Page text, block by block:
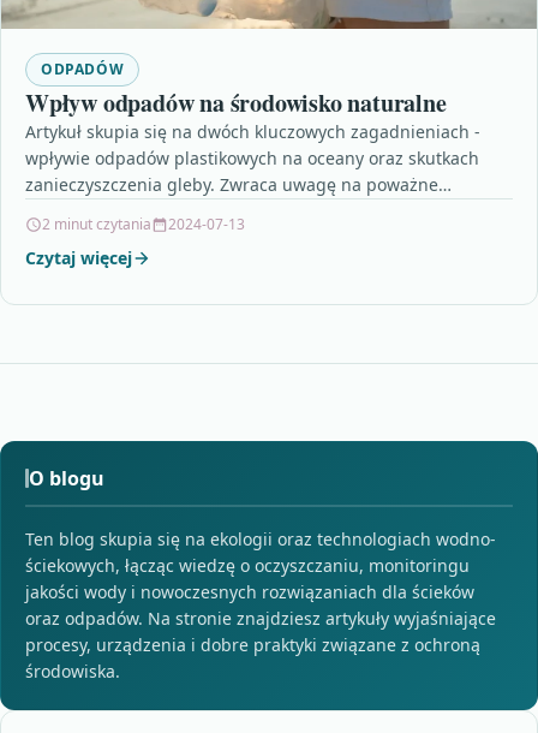
ODPADÓW
Wpływ odpadów na środowisko naturalne
Artykuł skupia się na dwóch kluczowych zagadnieniach -
wpływie odpadów plastikowych na oceany oraz skutkach
zanieczyszczenia gleby. Zwraca uwagę na poważne
2 minut czytania 2024-07-13
Czytaj więcej
O blogu
Ten blog skupia się na ekologii oraz technologiach wodno-
ściekowych, łącząc wiedzę o oczyszczaniu, monitoringu
jakości wody i nowoczesnych rozwiązaniach dla ścieków
oraz odpadów. Na stronie znajdziesz artykuły wyjaśniające
procesy, urządzenia i dobre praktyki związane z ochroną
środowiska.